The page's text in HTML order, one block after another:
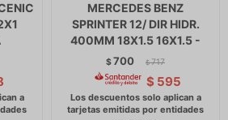
MERCEDES BENZ
SPRINTER 12/ DIR HIDR.
400MM 18X1.5 16X1.5 -
$700 $ 717
$ 595